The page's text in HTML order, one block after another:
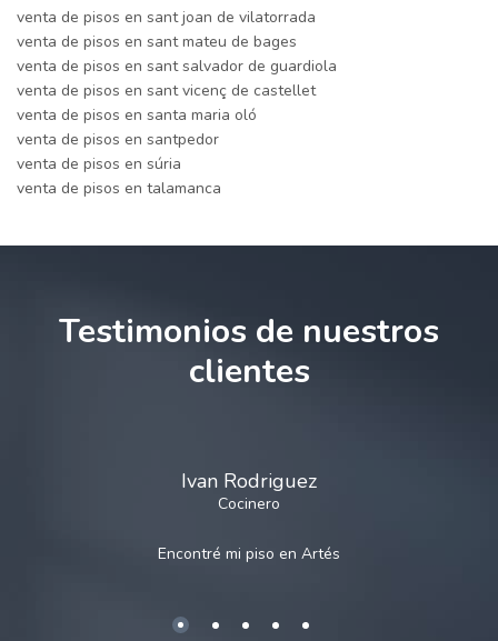
venta de pisos en sant joan de vilatorrada
venta de pisos en sant mateu de bages
venta de pisos en sant salvador de guardiola
venta de pisos en sant vicenç de castellet
venta de pisos en santa maria oló
venta de pisos en santpedor
venta de pisos en súria
venta de pisos en talamanca
Testimonios de nuestros
clientes
Ivan Rodriguez
Cocinero
Encontré mi piso en Artés